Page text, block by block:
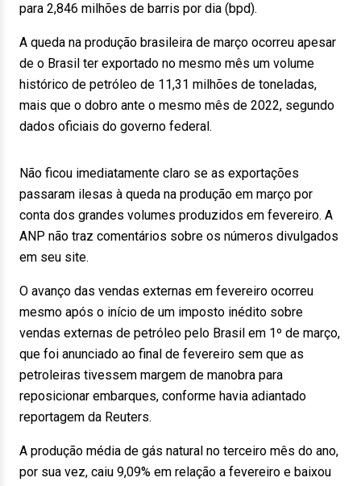
para 2,846 milhões de barris por dia (bpd).
A queda na produção brasileira de março ocorreu apesar
de o Brasil ter exportado no mesmo mês um volume
histórico de petróleo de 11,31 milhões de toneladas,
mais que o dobro ante o mesmo mês de 2022, segundo
dados oficiais do governo federal.
Não ficou imediatamente claro se as exportações
passaram ilesas à queda na produção em março por
conta dos grandes volumes produzidos em fevereiro. A
ANP não traz comentários sobre os números divulgados
em seu site.
O avanço das vendas externas em fevereiro ocorreu
mesmo após o início de um imposto inédito sobre
vendas externas de petróleo pelo Brasil em 1º de março,
que foi anunciado ao final de fevereiro sem que as
petroleiras tivessem margem de manobra para
reposicionar embarques, conforme havia adiantado
reportagem da Reuters.
A produção média de gás natural no terceiro mês do ano,
por sua vez, caiu 9,09% em relação a fevereiro e baixou